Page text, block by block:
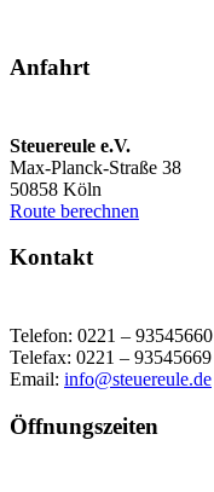
Anfahrt
Steuereule e.V.
Max-Planck-Straße 38
50858 Köln
Route berechnen
Kontakt
Telefon: 0221 – 93545660
Telefax: 0221 – 93545669
Email: info@steuereule.de
Öffnungszeiten